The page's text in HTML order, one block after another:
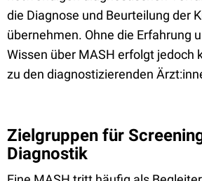
die Diagnose und Beurteilung der
übernehmen. Ohne die Erfahrung
Wissen über MASH erfolgt jedoch
zu den diagnostizierenden
Zielgruppen für
Diagnostik